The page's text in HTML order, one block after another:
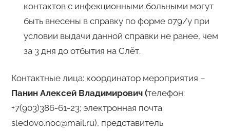
контактов с инфекционными больными могут
быть внесены в справку по форме 079/у при
условии выдачи данной справки не ранее, чем
за 3 дня до отбытия на Слёт.
Контактные лица: координатор мероприятия –
Панин Алексей Владимирович (телефон:
+7(903)386-61-23; электронная почта:
sledovo.noc@mail.ru), представитель